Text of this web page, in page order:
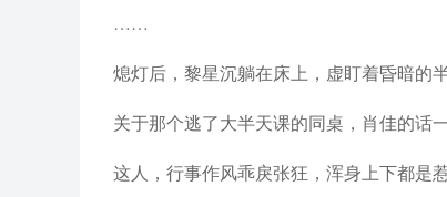
……
熄灯后，黎星沉躺在床上，虚盯着昏暗的
关于那个逃了大半天课的同桌，肖佳的话
这人，行事作风乖戾张狂，浑身上下都是